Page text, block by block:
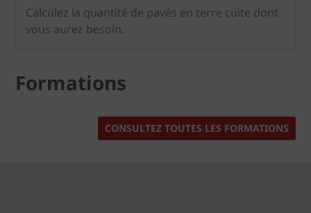
Calculez la quantité de pavés en terre cuite dont
vous aurez besoin.
Formations
CONSULTEZ TOUTES LES FORMATIONS